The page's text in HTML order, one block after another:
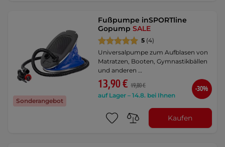
Sonderangebot
Fußpumpe inSPORTline
GopumpSALE
5 (4)
Universalpumpe zum Aufblasen von
Matratzen, Booten, Gymnastikbällen
und anderen …
13,90 € 19,80 €
auf Lager – 14.8. bei Ihnen
-30%
Kaufen